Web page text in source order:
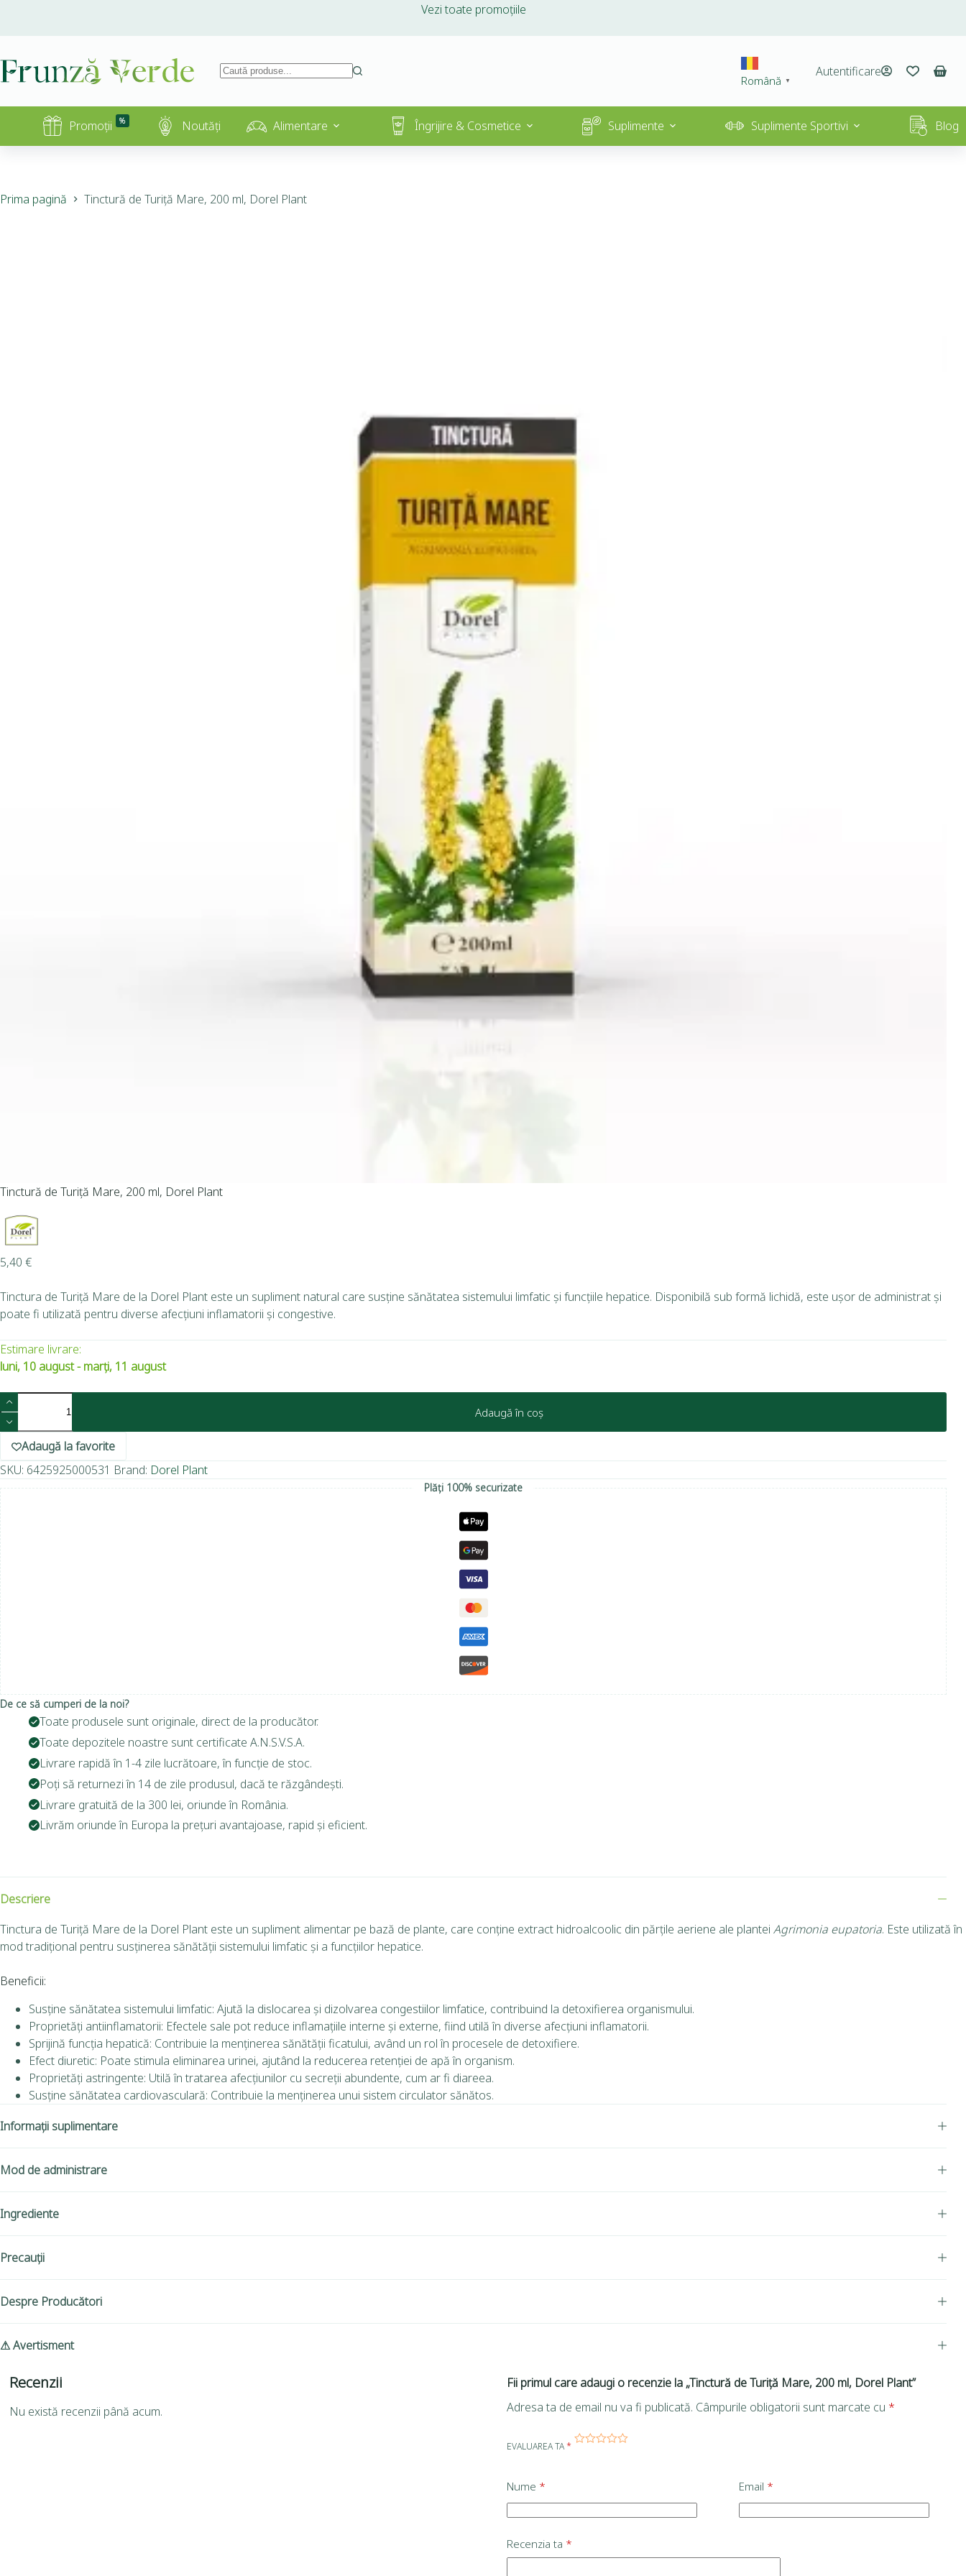
Vezi toate promoțiile
Română ▼
Autentificare
Promoții % Noutăți Alimentare Îngrijire & Cosmetice Suplimente Suplimente Sportivi Blog
Prima pagină Tinctură de Turiță Mare, 200 ml, Dorel Plant
Tinctură de Turiță Mare, 200 ml, Dorel Plant
5,40 €
Tinctura de Turiță Mare de la Dorel Plant este un supliment natural care susține sănătatea sistemului limfatic și funcțiile hepatice. Disponibilă sub formă lichidă, este ușor de administrat și
poate fi utilizată pentru diverse afecțiuni inflamatorii și congestive.
Estimare livrare:
luni, 10 august - marți, 11 august
Adaugă în coș
Adaugă la favorite
SKU: 6425925000531 Brand: Dorel Plant
Plăți 100% securizate
De ce să cumperi de la noi?
Toate produsele sunt originale, direct de la producător.
Toate depozitele noastre sunt certificate A.N.S.V.S.A.
Livrare rapidă în 1-4 zile lucrătoare, în funcție de stoc.
Poți să returnezi în 14 de zile produsul, dacă te răzgândești.
Livrare gratuită de la 300 lei, oriunde în România.
Livrăm oriunde în Europa la prețuri avantajoase, rapid și eficient.
Descriere
Tinctura de Turiță Mare de la Dorel Plant este un supliment alimentar pe bază de plante, care conține extract hidroalcoolic din părțile aeriene ale plantei Agrimonia eupatoria. Este utilizată în
mod tradițional pentru susținerea sănătății sistemului limfatic și a funcțiilor hepatice.
Beneficii:
Susține sănătatea sistemului limfatic: Ajută la dislocarea și dizolvarea congestiilor limfatice, contribuind la detoxifierea organismului.
Proprietăți antiinflamatorii: Efectele sale pot reduce inflamațiile interne și externe, fiind utilă în diverse afecțiuni inflamatorii.
Sprijină funcția hepatică: Contribuie la menținerea sănătății ficatului, având un rol în procesele de detoxifiere.
Efect diuretic: Poate stimula eliminarea urinei, ajutând la reducerea retenției de apă în organism.
Proprietăți astringente: Utilă în tratarea afecțiunilor cu secreții abundente, cum ar fi diareea.
Susține sănătatea cardiovasculară: Contribuie la menținerea unui sistem circulator sănătos.
Informații suplimentare
Mod de administrare
Ingrediente
Precauții
Despre Producători
⚠ Avertisment
Recenzii
Nu există recenzii până acum.
Fii primul care adaugi o recenzie la „Tinctură de Turiță Mare, 200 ml, Dorel Plant”
Adresa ta de email nu va fi publicată. Câmpurile obligatorii sunt marcate cu *
EVALUAREA TA*
Nume * Email *
Recenzia ta *